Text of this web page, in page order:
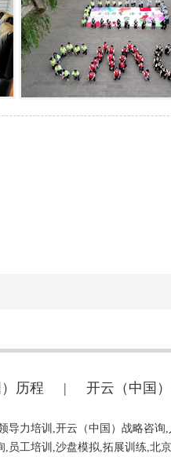
历程 | 开云（中国
力培训,开云（中国）战略咨
,员工培训,沙盘模拟,拓展训练,北